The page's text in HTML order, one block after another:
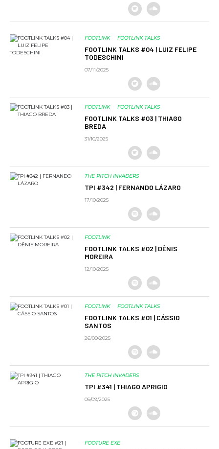
FOOTLINK FOOTLINK TALKS
FOOTLINK TALKS #04 | LUIZ FELIPE
TODESCHINI
07/11/2025
FOOTLINK FOOTLINK TALKS
FOOTLINK TALKS #03 | THIAGO
BREDA
31/10/2025
THE PITCH INVADERS
TPI #342 | FERNANDO LÁZARO
17/10/2025
FOOTLINK
FOOTLINK TALKS #02 | DÊNIS
MOREIRA
12/10/2025
FOOTLINK FOOTLINK TALKS
FOOTLINK TALKS #01 | CÁSSIO
SANTOS
26/09/2025
THE PITCH INVADERS
TPI #341 | THIAGO APRIGIO
05/09/2025
FOOTURE EXE